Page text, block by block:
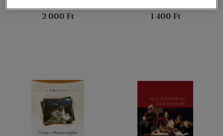
Vélemény szerint
Utolsó ismert ár:
2 000 Ft
Utolsó ismert ár:
1 400 Ft